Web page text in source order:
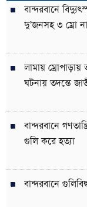
বান্দরবানে
দু’জনসহ ৩ ম্রো
লামায়
ঘটনায় তদন্তে
বান্দরবানে
গুলি করে হত্যা
বান্দরবানে